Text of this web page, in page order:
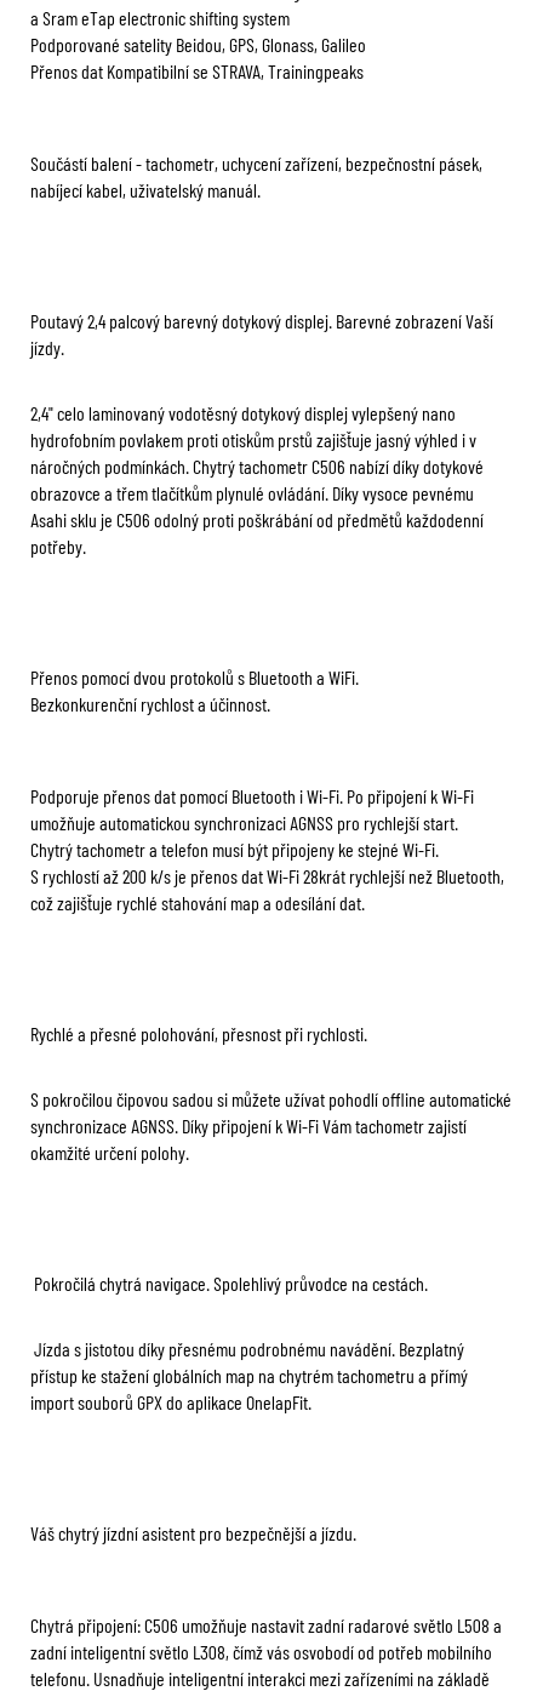
a Sram eTap electronic shifting system
Podporované satelity Beidou, GPS, Glonass, Galileo
Přenos dat Kompatibilní se STRAVA, Trainingpeaks
Součástí balení - tachometr, uchycení zařízení, bezpečnostní pásek,
nabíjecí kabel, uživatelský manuál.
Poutavý 2,4 palcový barevný dotykový displej. Barevné zobrazení Vaší
jízdy.
2,4" celo laminovaný vodotěsný dotykový displej vylepšený nano
hydrofobním povlakem proti otiskům prstů zajišťuje jasný výhled i v
náročných podmínkách. Chytrý tachometr C506 nabízí díky dotykové
obrazovce a třem tlačítkům plynulé ovládání. Díky vysoce pevnému
Asahi sklu je C506 odolný proti poškrábání od předmětů každodenní
potřeby.
Přenos pomocí dvou protokolů s Bluetooth a WiFi.
Bezkonkurenční rychlost a účinnost.
Podporuje přenos dat pomocí Bluetooth i Wi-Fi. Po připojení k Wi-Fi
umožňuje automatickou synchronizaci AGNSS pro rychlejší start.
Chytrý tachometr a telefon musí být připojeny ke stejné Wi-Fi.
S rychlostí až 200 k/s je přenos dat Wi-Fi 28krát rychlejší než Bluetooth,
což zajišťuje rychlé stahování map a odesílání dat.
Rychlé a přesné polohování, přesnost při rychlosti.
S pokročilou čipovou sadou si můžete užívat pohodlí offline automatické
synchronizace AGNSS. Díky připojení k Wi-Fi Vám tachometr zajistí
okamžité určení polohy.
Pokročilá chytrá navigace. Spolehlivý průvodce na cestách.
Jízda s jistotou díky přesnému podrobnému navádění. Bezplatný
přístup ke stažení globálních map na chytrém tachometru a přímý
import souborů GPX do aplikace OnelapFit.
Váš chytrý jízdní asistent pro bezpečnější a jízdu.
Chytrá připojení: C506 umožňuje nastavit zadní radarové světlo L508 a
zadní inteligentní světlo L308, čímž vás osvobodí od potřeb mobilního
telefonu. Usnadňuje inteligentní interakci mezi zařízeními na základě